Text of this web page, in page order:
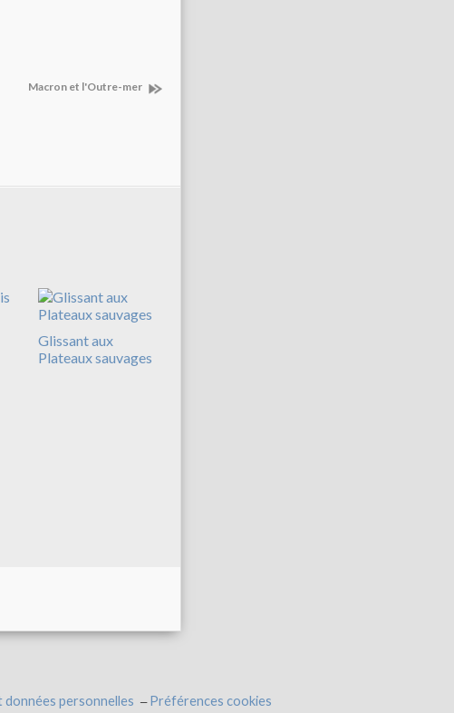
Macron et l'Outre-mer
Glissant aux
Plateaux sauvages
données personnelles Préférences cookies